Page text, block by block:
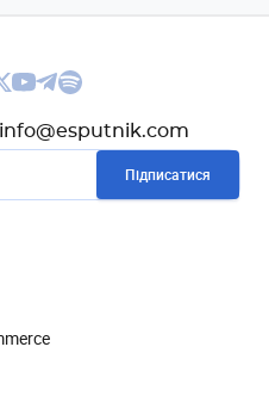
info@esputnik.com
Підписатися